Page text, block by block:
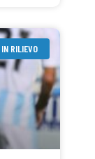
IN RILIEVO